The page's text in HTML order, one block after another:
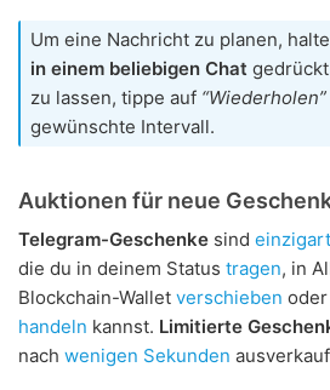
Um eine Nachricht zu planen,
in einem beliebigen Chat
zu lassen, tippe auf “Wiederholen”
gewünschte Intervall.
Auktionen für neue
Telegram-Geschenke sind
die du in deinem Status tragen, in
Blockchain-Wallet verschieben
handeln kannst. Limitierte
nach wenigen Sekunden